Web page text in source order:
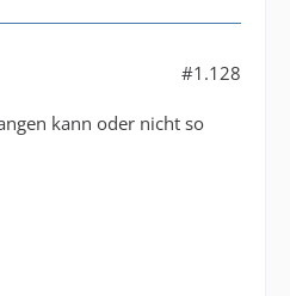
#1.128
kann oder nicht so